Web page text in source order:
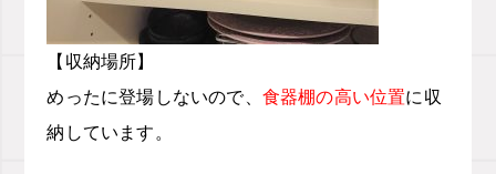
【収納場所】
めったに登場しないので、 食器棚の高い位置に収
納しています。